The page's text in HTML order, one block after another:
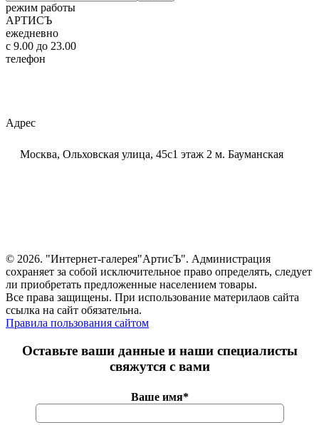
режим работы
АРТИСЪ
ежедневно
c 9.00 до 23.00
телефон
Адрес
Москва, Ольховская улица, 45с1 этаж 2 м. Бауманская
© 2026. "Интернет-галерея"АртисЪ". Администрация
сохраняет за собой исключительное право определять, следует
ли приобретать предложенные населением товары.
Все права защищены. При использование материлаов сайта
ссылка на сайт обязательна.
Правила пользования сайтом
Оставьте ваши данные и наши специалисты
свяжутся с вами
Ваше имя*